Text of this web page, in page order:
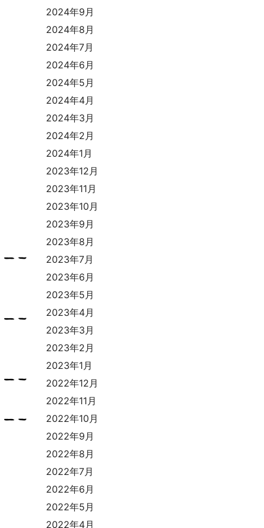
2024年9月
2024年8月
2024年7月
2024年6月
2024年5月
2024年4月
2024年3月
2024年2月
2024年1月
2023年12月
2023年11月
2023年10月
2023年9月
2023年8月
2023年7月
2023年6月
2023年5月
2023年4月
2023年3月
2023年2月
2023年1月
2022年12月
2022年11月
2022年10月
2022年9月
2022年8月
2022年7月
2022年6月
2022年5月
2022年4月